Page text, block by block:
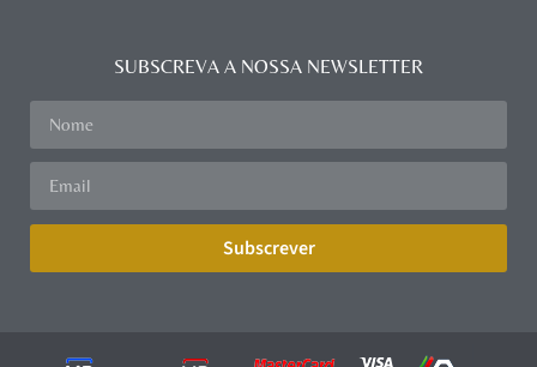
SUBSCREVA A NOSSA NEWSLETTER
Subscrever